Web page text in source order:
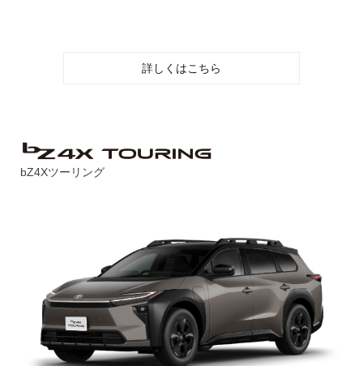
詳しくはこちら
bZ4Xツーリング